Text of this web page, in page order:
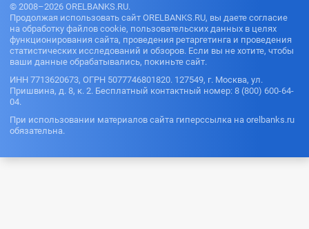
© 2008–2026 ORELBANKS.RU.
Продолжая использовать сайт ORELBANKS.RU, вы даете согласие
на обработку файлов cookie, пользовательских данных в целях
функционирования сайта, проведения ретаргетинга и проведения
статистических исследований и обзоров. Если вы не хотите, чтобы
ваши данные обрабатывались, покиньте сайт.
ИНН 7713620673, ОГРН 5077746801820. 127549, г. Москва, ул.
Пришвина, д. 8, к. 2. Бесплатный контактный номер: 8 (800) 600-64-
04.
При использовании материалов сайта гиперссылка на orelbanks.ru
обязательна.